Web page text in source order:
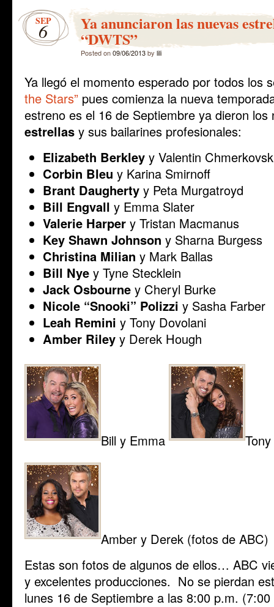
SEP
6 Ya anunciaron las nuevas
“DWTS”
Posted on09/06/2013by lili
Ya llegó el momento esperado por todos los
the Stars” pues comienza la nueva
estreno es el 16 de Septiembre ya dieron
estrellas y sus bailarines profesionales:
Elizabeth Berkley y Valentin
Corbin Bleu y Karina Smirnoff
Brant Daugherty y Peta Murgatroyd
Bill Engvall y Emma Slater
Valerie Harper y Tristan Macmanus
Key Shawn Johnson y Sharna Burgess
Christina Milian y Mark Ballas
Bill Nye y Tyne Stecklein
Jack Osbourne y Cheryl Burke
Nicole “Snooki” Polizzi y Sasha Farber
Leah Remini y Tony Dovolani
Amber Riley y Derek Hough
Bill y Emma
Amber y Derek (fotos de ABC)
Estas son fotos de algunos de ellos… ABC
y excelentes producciones. No se pierdan
lunes 16 de Septiembre a las 8:00 p.m.